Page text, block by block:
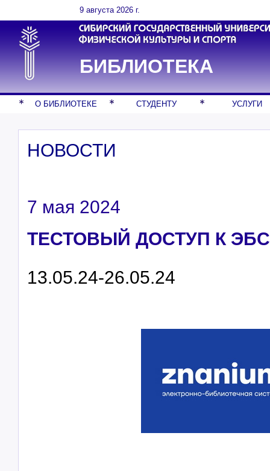
9 августа 2026 г.
БИБЛИОТЕКА
О БИБЛИОТЕКЕ СТУДЕНТУ УСЛУГИ
НОВОСТИ
7 мая 2024
ТЕСТОВЫЙ ДОСТУП К ЭБС
13.05.24-26.05.24